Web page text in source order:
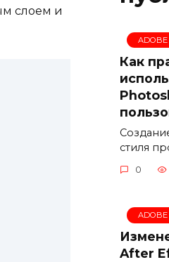
слоем и
ADOBE
Как
стиля
0
ADOBE
After